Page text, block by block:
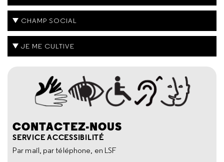
CHAMP SOCIAL
JE ME CULTIVE
CONTACTEZ-NOUS
SERVICE ACCESSIBILITÉ
Par mail, par téléphone, en LSF